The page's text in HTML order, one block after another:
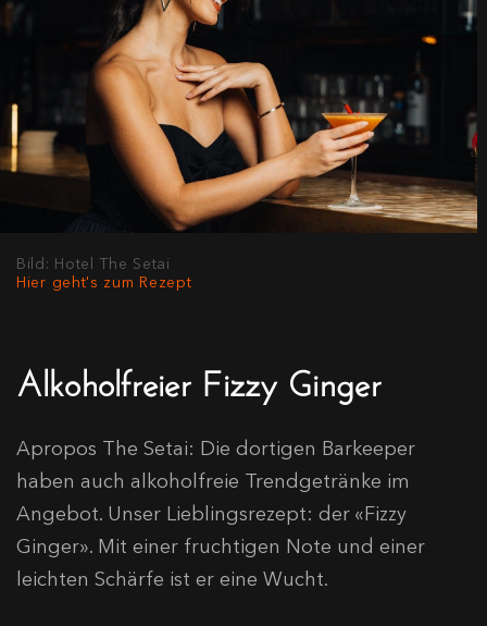
Bild: Hotel The Setai
Hier geht's zum Rezept
Alkoholfreier Fizzy Ginger
Apropos The Setai: Die dortigen Barkeeper
haben auch alkoholfreie Trendgetränke im
Angebot. Unser Lieblingsrezept: der «Fizzy
Ginger». Mit einer fruchtigen Note und einer
leichten Schärfe ist er eine Wucht.